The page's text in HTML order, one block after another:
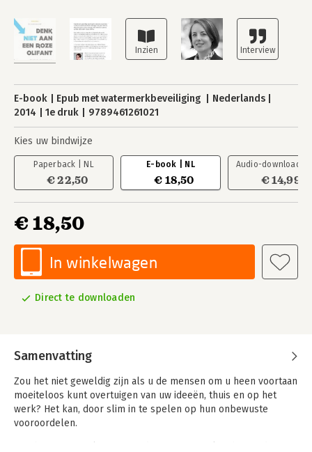
E-book Epub met watermerkbeveiliging
Nederlands
2014
1e druk 9789461261021
Kies uw bindwijze
Paperback | NL
€ 22,50
E-book | NL
€ 18,50
Audio-download |
€ 14,99
€ 18,50
In winkelwagen
Direct te downloaden
Samenvatting
Zou het niet geweldig zijn als u de mensen om u heen voortaan
moeiteloos kunt overtuigen van uw ideeën, thuis en op het
werk? Het kan, door slim in te spelen op hun onbewuste
vooroordelen.